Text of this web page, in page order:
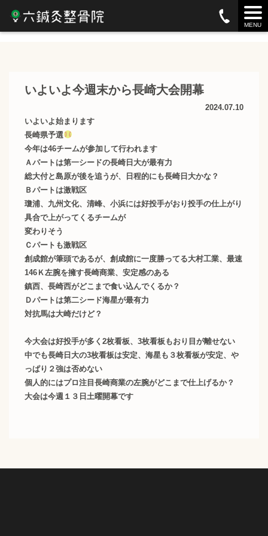
MENU
いよいよ今週末から長崎大会開幕
2024.07.10
いよいよ始まります
長崎県予選
今年は46チームが参加して行われます
Ａパートは第一シードの長崎日大が最有力
総大付と島原が後を追うが、日程的にも長崎日大かな？
Ｂパートは激戦区
瓊浦、九州文化、清峰、小浜には好投手がおり投手の仕上がり
具合で上がってくるチームが
変わりそう
Ｃパートも激戦区
創成館が筆頭であるが、創成館に一度勝ってる大村工業、最速
146Ｋ左腕を擁す長崎商業、安定感のある
鎮西、長崎西がどこまで食い込んでくるか？
Ｄパートは第二シード海星が最有力
対抗馬は大崎だけど？
今大会は好投手が多く2枚看板、3枚看板もおり目が離せない
中でも長崎日大の3枚看板は安定、海星も３枚看板が安定、や
っぱり２強は否めない
個人的にはプロ注目長崎商業の左腕がどこまで仕上げるか？
大会は今週１３日土曜開幕です